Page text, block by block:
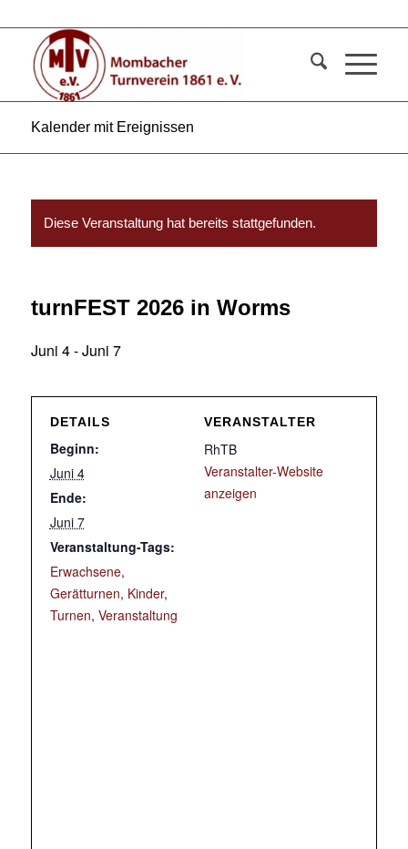
Kalender mit Ereignissen
Diese Veranstaltung hat bereits stattgefunden.
turnFEST 2026 in Worms
Juni 4-Juni 7
DETAILS
Beginn:
Juni 4
Ende:
Juni 7
Veranstaltung-Tags:
Erwachsene,
Gerätturnen, Kinder,
Turnen, Veranstaltung
VERANSTALTER
RhTB
Veranstalter-Website
anzeigen